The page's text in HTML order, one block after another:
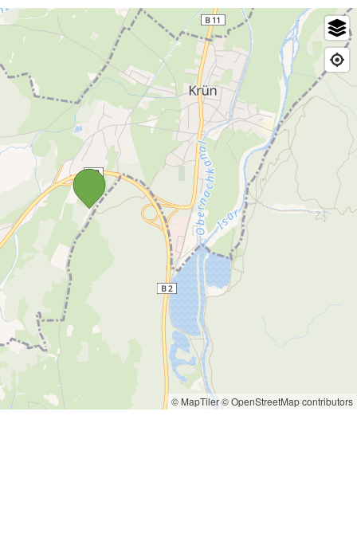
© MapTiler© OpenStreetMap contributors